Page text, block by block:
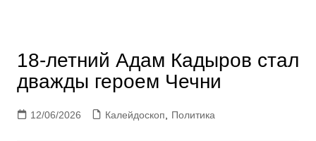
18-летний Адам Кадыров стал
дважды героем Чечни
12/06/2026 Калейдоскоп Политика